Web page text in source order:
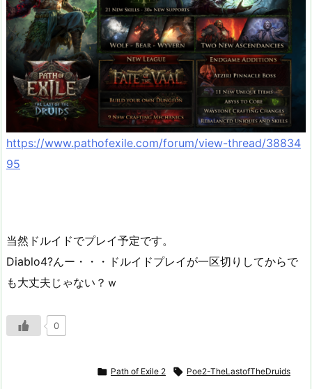
https://www.pathofexile.com/forum/view-thread/38834
95
当然ドルイドでプレイ予定です。
Diablo4?んー・・・ドルイドプレイが一区切りしてからで
も大丈夫じゃない？ｗ
0
 Path of Exile 2  Poe2-TheLastofTheDruids